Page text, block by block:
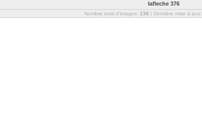
lafleche 376
Nombre total d'images: 138 | Dernière mise à jour: